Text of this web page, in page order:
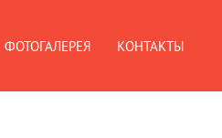
ФОТОГАЛЕРЕЯ КОНТАКТЫ